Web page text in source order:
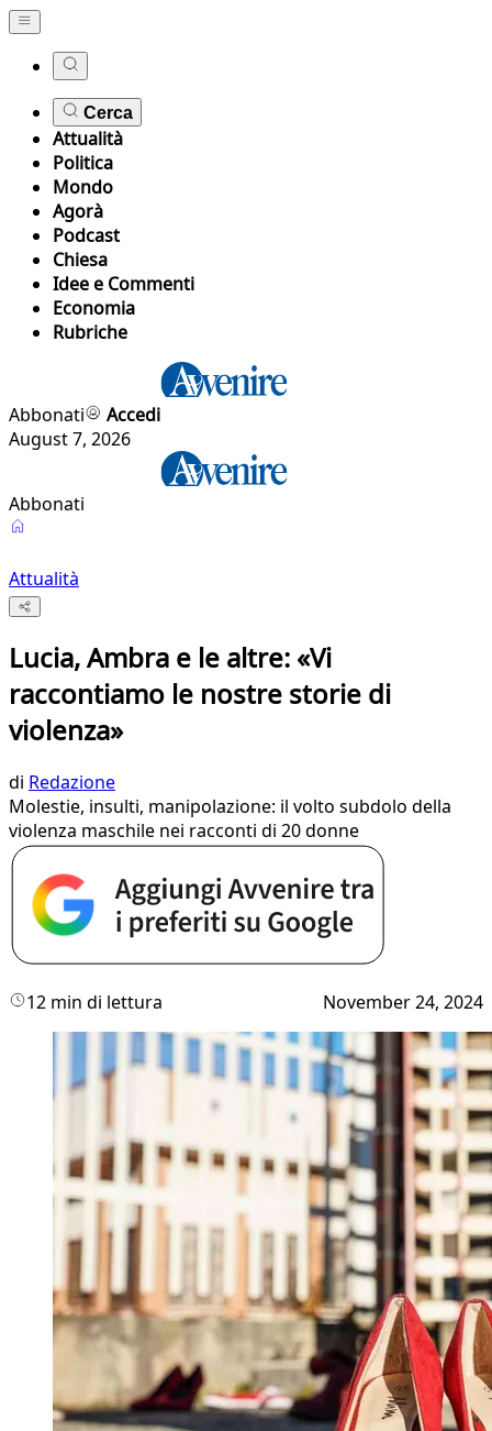
Cerca
Attualità
Politica
Mondo
Agorà
Podcast
Chiesa
Idee e Commenti
Economia
Rubriche
Abbonati
Accedi
August 7, 2026
Abbonati
Attualità
Lucia, Ambra e le altre: «Vi
raccontiamo le nostre storie di
violenza»
di Redazione
Molestie, insulti, manipolazione: il volto subdolo della
violenza maschile nei racconti di 20 donne
12 min di lettura November 24, 2024